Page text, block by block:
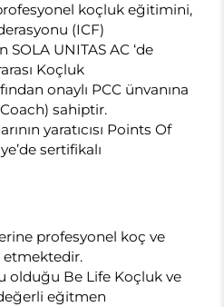
profesyonel koçluk eğitimini,
(ICF)
UNITAS AC ‘de
Koçluk
onaylı PCC ünvanına
sahiptir.
yaratıcısı Points Of
sertifikalı
profesyonel koç ve
etmektedir.
olduğu Be Life Koçluk ve
eğitmen